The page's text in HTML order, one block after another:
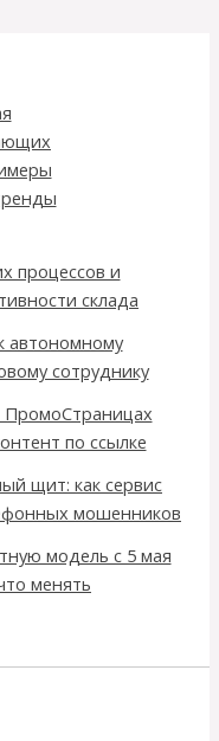
процессов и
склада
автономному
сотруднику
ПромоСтраницах
по ссылке
щит: как сервис
мошенников
модель с 5 мая
менять